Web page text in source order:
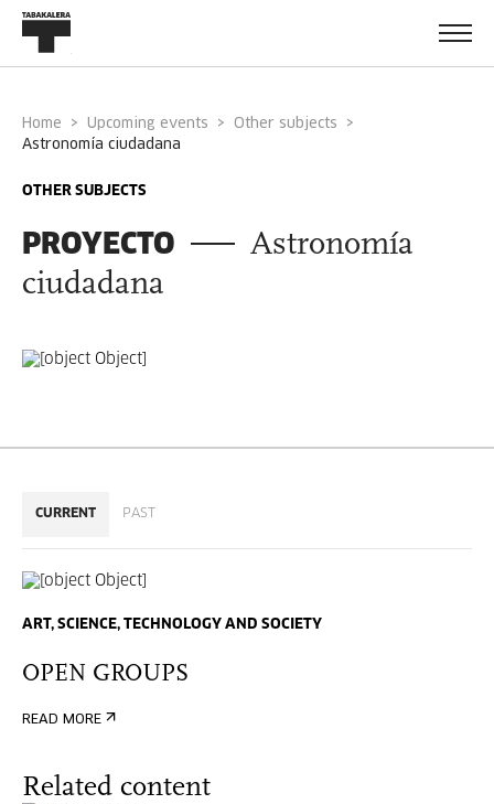
Home Upcoming events
Other subjects
astronomía ciudadana
OTHER SUBJECTS
PROYECTO
Astronomía
ciudadana
CURRENT PAST
ART, SCIENCE, TECHNOLOGY AND SOCIETY
OPEN GROUPS
READ MORE
Related content